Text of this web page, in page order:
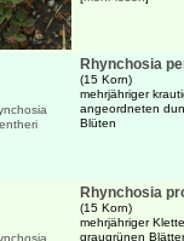
Rhynchosia
(15 Korn)
mehrjähriger
angeordneten
Blüten
Rhynchosia
(15 Korn)
mehrjähriger
graugrünen